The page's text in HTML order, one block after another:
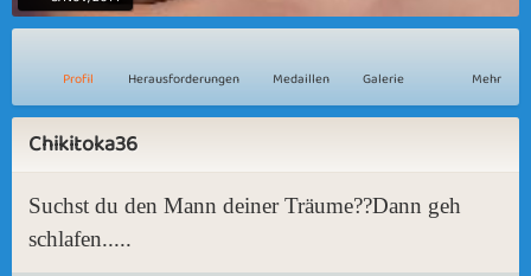
Profil Herausforderungen Medaillen Galerie Mehr
Chikitoka36
Suchst du den Mann deiner Träume??Dann geh
schlafen.....